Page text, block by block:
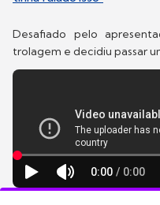
Desafiado pelo
trolagem e decidiu passar